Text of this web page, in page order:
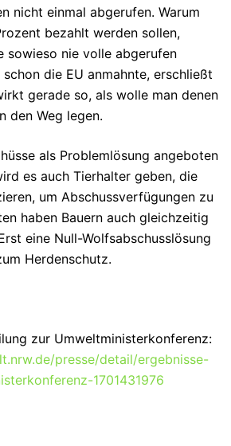
nicht einmal abgerufen. Warum
bezahlt werden sollen,
sowieso nie volle abgerufen
die EU anmahnte, erschließt
gerade so, als wolle man denen
den Weg legen.
als Problemlösung angeboten
es auch Tierhalter geben, die
um Abschussverfügungen zu
haben Bauern auch gleichzeitig
eine Null-Wolfsabschusslösung
Herdenschutz.
zur Umweltministerkonferenz:
presse/detail/ergebnisse-
1701431976